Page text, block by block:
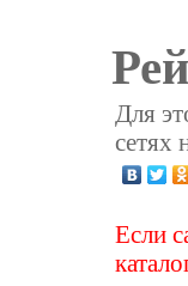
Для
сетях
Если